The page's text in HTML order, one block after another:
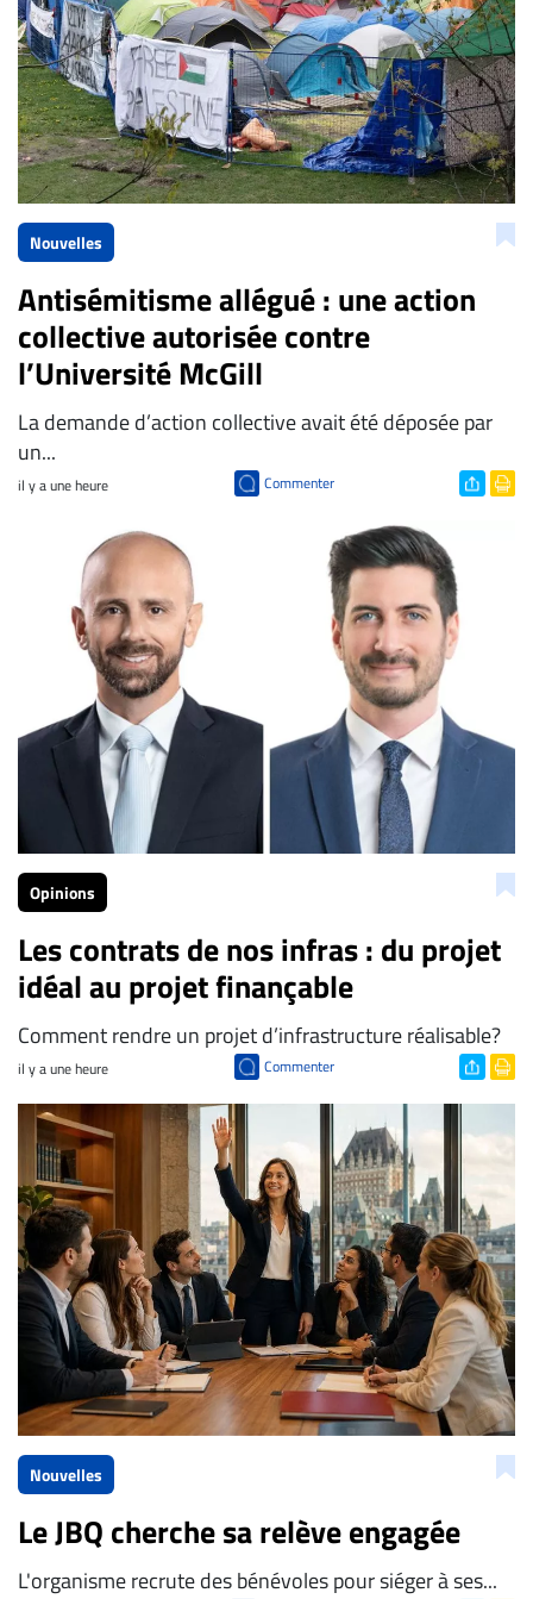
Nouvelles
Antisémitisme allégué : une action
collective autorisée contre
l’Université McGill
La demande d’action collective avait été déposée par
un...
il y a une heure Commenter
Opinions
Les contrats de nos infras : du projet
idéal au projet finançable
Comment rendre un projet d’infrastructure réalisable?
il y a une heure Commenter
Nouvelles
Le JBQ cherche sa relève engagée
L'organisme recrute des bénévoles pour siéger à ses...